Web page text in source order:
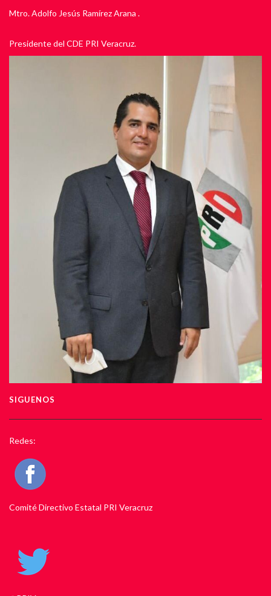
Mtro. Adolfo Jesús Ramírez Arana .
Presidente del CDE PRI Veracruz.
SIGUENOS
Redes:
Comité Directivo Estatal PRI Veracruz